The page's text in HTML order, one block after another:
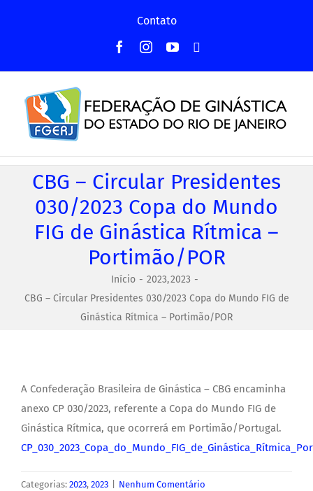
Contato
FacebookInstagram
YouTube
Grupo
CBG – Circular Presidentes
030/2023 Copa do Mundo
FIG de Ginástica Rítmica –
Portimão/POR
Início 2023 2023
CBG – Circular Presidentes 030/2023 Copa do Mundo FIG de
Ginástica Rítmica – Portimão/POR
A Confederação Brasileira de Ginástica – CBG encaminha
anexo CP 030/2023, referente a Copa do Mundo FIG de
Ginástica Rítmica, que ocorrerá em Portimão/Portugal.
Categorias: 2023, 2023 Nenhum Comentário